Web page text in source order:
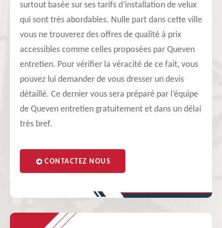
surtout basée sur ses tarifs d’installation de velux
qui sont très abordables. Nulle part dans cette ville
vous ne trouverez des offres de qualité à prix
accessibles comme celles proposées par Queven
entretien. Pour vérifier la véracité de ce fait, vous
pouvez lui demander de vous dresser un devis
détaillé. Ce dernier vous sera préparé par l’équipe
de Queven entretien gratuitement et dans un délai
très bref.
CONTACTEZ NOUS